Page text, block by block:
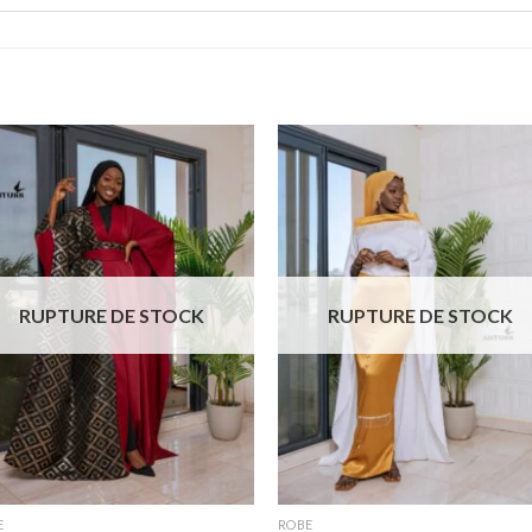
à la liste
de
souhaits
RUPTURE DE STOCK
à la
RUPTURE DE STOCK
ROBE